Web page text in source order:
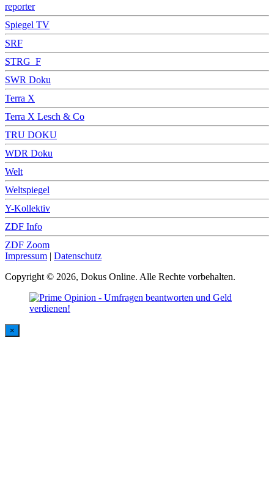
reporter
Spiegel TV
SRF
STRG_F
SWR Doku
Terra X
Terra X Lesch & Co
TRU DOKU
WDR Doku
Welt
Weltspiegel
Y-Kollektiv
ZDF Info
ZDF Zoom
Impressum | Datenschutz
Copyright © 2026, Dokus Online. Alle Rechte vorbehalten.
×